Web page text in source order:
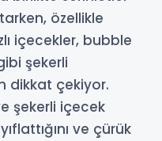
özellikle
içecekler, bubble
şekerli
dikkat çekiyor.
şekerli içecek
ve çürük